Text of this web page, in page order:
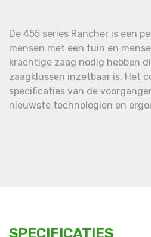
De 455 series Rancher is een
mensen met een tuin en
krachtige zaag nodig hebben
zaagklussen inzetbaar is. Het
specificaties van de
nieuwste technologien en
SPECIFICATIES